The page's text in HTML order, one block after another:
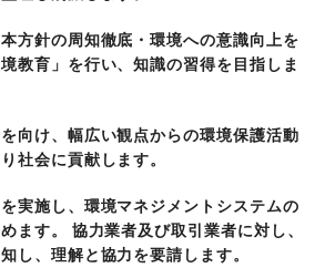
方針の周知徹底・環境への意識向上を
教育」を行い、知識の習得を目指しま
向け、幅広い観点からの環境保護活動
社会に貢献します。
実施し、環境マネジメントシステムの
ます。 協力業者及び取引業者に対し、
し、理解と協力を要請します。